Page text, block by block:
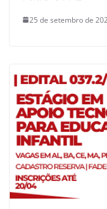
25 de setembro de